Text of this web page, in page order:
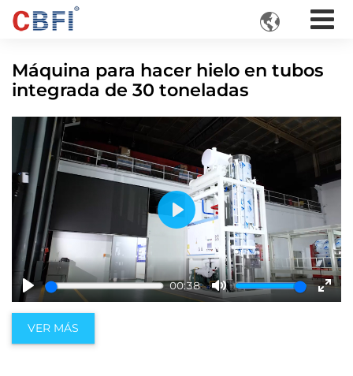

Máquina para hacer hielo en tubos
integrada de 30 toneladas
Play
00:38
Mute
Play
VER MÁS